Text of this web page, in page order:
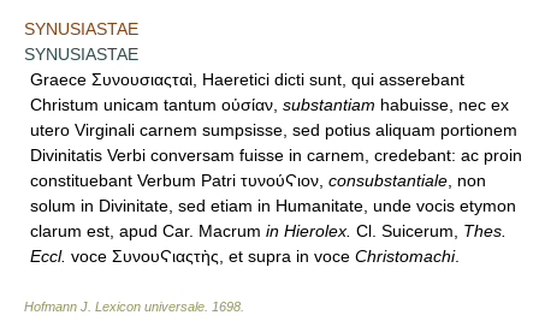
SYNUSIASTAE
SYNUSIASTAE
Graece Συνουσιαςταὶ, Haeretici dicti sunt, qui asserebant
Christum unicam tantum οὐσίαν, substantiam habuisse, nec ex
utero Virginali carnem sumpsisse, sed potius aliquam portionem
Divinitatis Verbi conversam fuisse in carnem, credebant: ac proin
constituebant Verbum Patri τυνούϚιον, consubstantiale , non
solum in Divinitate, sed etiam in Humanitate, unde vocis etymon
clarum est, apud Car. Macrum in Hierolex. Cl. Suicerum, Thes.
Eccl. voce ΣυνουϚιαςτὴς, et supra in voce Christomachi.
Hofmann J. Lexicon universale 1698